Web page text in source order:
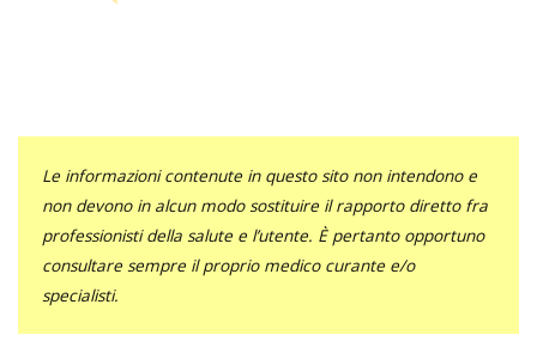
Le informazioni contenute in questo sito non intendono e
non devono in alcun modo sostituire il rapporto diretto fra
professionisti della salute e l’utente. È pertanto opportuno
consultare sempre il proprio medico curante e/o
specialisti.